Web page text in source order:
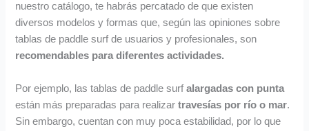
nuestro catálogo, te habrás percatado de que existen
diversos modelos y formas que, según las opiniones sobre
tablas de paddle surf de usuarios y profesionales, son
recomendables para diferentes actividades.
Por ejemplo, las tablas de paddle surf alargadas con punta
están más preparadas para realizartravesías por río o mar.
Sin embargo, cuentan con muy poca estabilidad, por lo que